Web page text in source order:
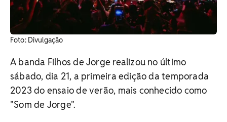
Foto: Divulgação
A banda Filhos de Jorge realizou no último
sábado, dia 21, a primeira edição da temporada
2023 do ensaio de verão, mais conhecido como
"Som de Jorge".